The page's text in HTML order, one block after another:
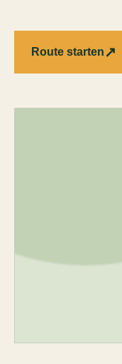
Route starten ↗